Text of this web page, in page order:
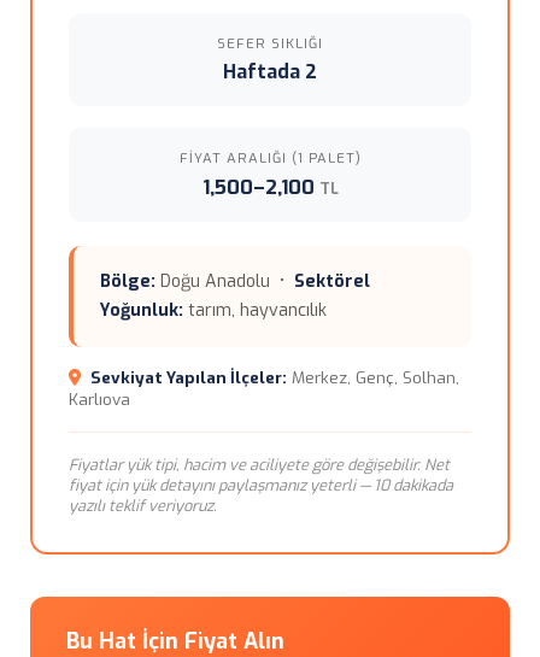
SEFER SIKLIĞI
Haftada 2
FIYAT ARALIĞI (1 PALET)
1,500–2,100 TL
Bölge: Doğu Anadolu • Sektörel
Yoğunluk: tarım, hayvancılık
Sevkiyat Yapılan İlçeler: Merkez, Genç, Solhan,
Karlıova
Fiyatlar yük tipi, hacim ve aciliyete göre değişebilir. Net
fiyat için yük detayını paylaşmanız yeterli — 10 dakikada
yazılı teklif veriyoruz.
Bu Hat İçin Fiyat Alın